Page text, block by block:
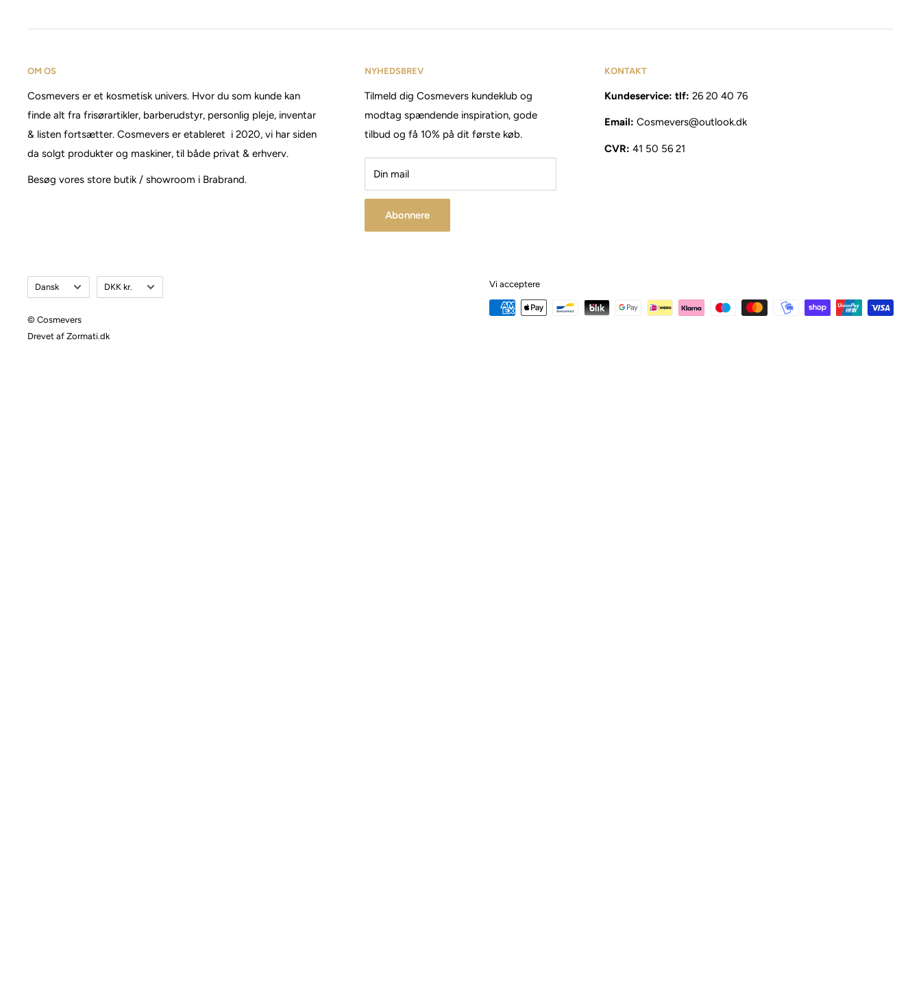
OM OS
Cosmevers er et kosmetisk univers. Hvor du som kunde kan
finde alt fra frisørartikler, barberudstyr, personlig pleje, inventar
& listen fortsætter. Cosmevers er etableret i 2020, vi har siden
da solgt produkter og maskiner, til både privat & erhverv.
Besøg vores store butik / showroom i Brabrand.
NYHEDSBREV
Tilmeld dig Cosmevers kundeklub og
modtag spændende inspiration, gode
tilbud og få 10% på dit første køb.
Din mail
Abonnere
KONTAKT
Kundeservice: tlf: 26 20 40 76
Email: Cosmevers@outlook.dk
CVR: 41 50 56 21
Sprog
Dansk Valuta
DKK kr.
© Cosmevers
Drevet af Zormati.dk
Vi acceptere